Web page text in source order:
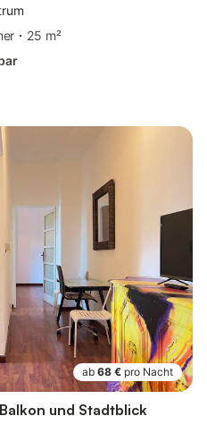
25 m²
ab 68 € pro Nacht
und Stadtblick